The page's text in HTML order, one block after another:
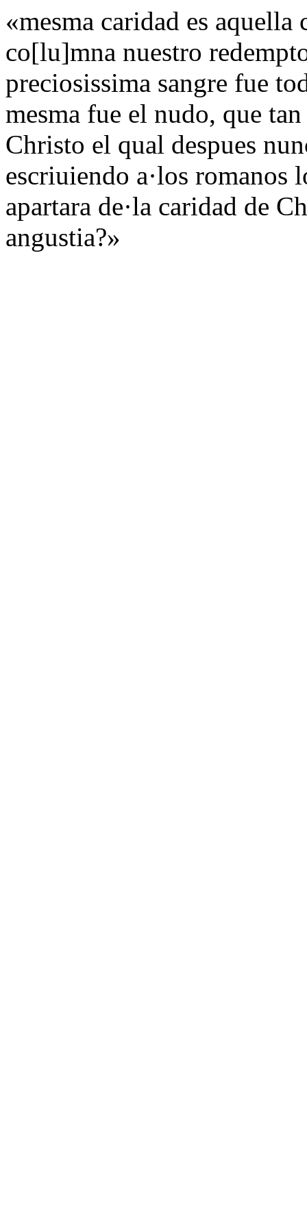
«mesma caridad es
co[lu]mna nuestro
preciosissima sangre fue
mesma fue el nudo, que
Christo el qual despues
escriuiendo a·los romanos
apartara de·la caridad de
angustia?»